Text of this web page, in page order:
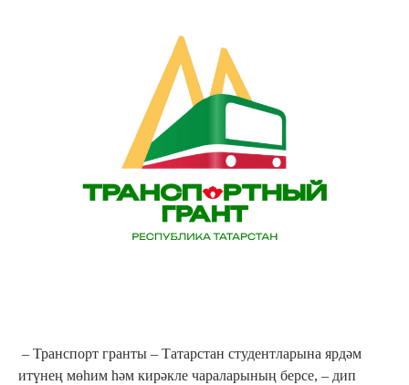
– Транспорт гранты – Татарстан студентларына ярдәм
итүнең мөһим һәм кирәкле чараларының берсе, – дип